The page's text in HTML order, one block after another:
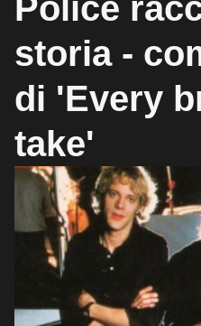
storia -
di 'Every
take'